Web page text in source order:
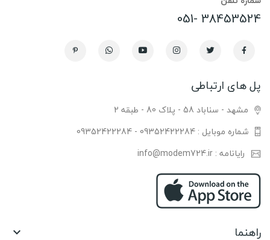
38453524 -051
پل های ارتباطی
مشهد - سناباد 58 - پلاک 80 - طبقه 2
شماره موبایل : 09352422284 - 09352422284
رایانامه : info@modem724.ir
راهنما 